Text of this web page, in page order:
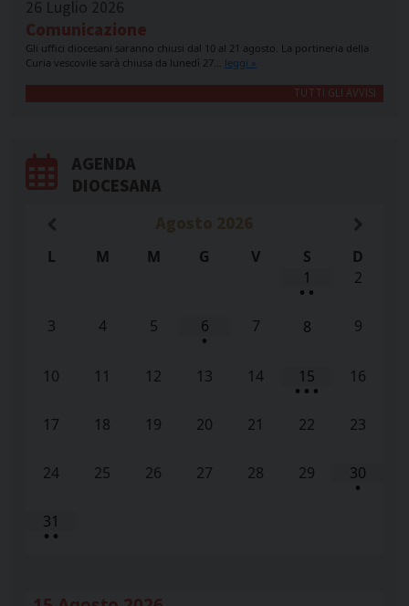
26 Luglio 2026
Comunicazione
Gli uffici diocesani saranno chiusi dal 10 al 21 agosto. La portineria della
Curia vescovile sarà chiusa da lunedì 27… leggi »
TUTTI GLI AVVISI
AGENDA
DIOCESANA
L M M G V S
D
1
• •
2
3 4 5 6
•
7 8 9
10 11 12 13 14 15
• • •
16
17 18 19 20 21 22 23
24 25 26 27 28 29 30
•
31
• •